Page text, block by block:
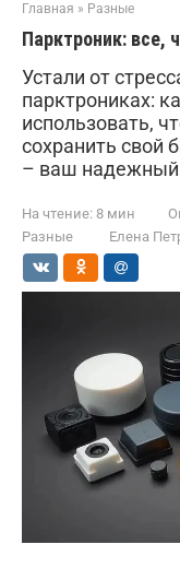
Главная » Разные
Парктроник: все,
Устали от
парктрониках:
использовать,
сохранить свой
– ваш
На чтение: 8 мин
Разные
Елена